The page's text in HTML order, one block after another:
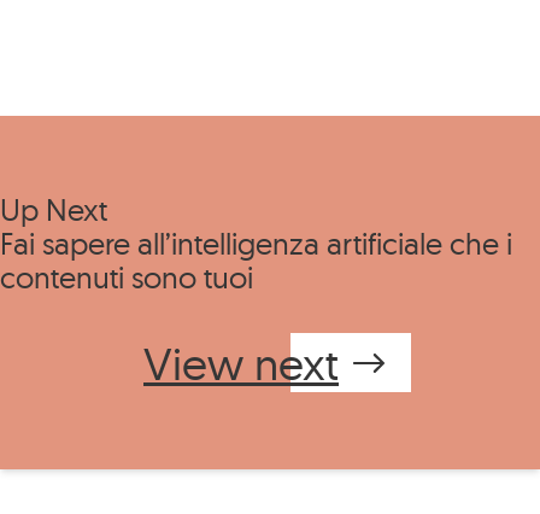
Up Next
Fai sapere all’intelligenza artificiale che i
contenuti sono tuoi
View next